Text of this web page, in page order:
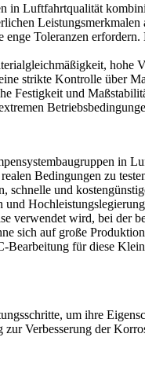
in Luftfahrtqualität
Leistungsmerkmalen
Toleranzen
strikte Kontrolle über
Festigkeit und
in
Bedingungen zu
schnelle und
verwendet wird, bei der
sich auf große
Bearbeitung für diese
um ihre
zur Verbesserung der